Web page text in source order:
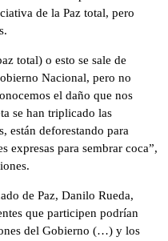
de la Paz total, pero
total) o esto se sale de
Nacional, pero no
el daño que nos
se han triplicado las
están deforestando para
expresas para sembrar coca”,
de Paz, Danilo Rueda,
que participen podrían
del Gobierno (…) y los